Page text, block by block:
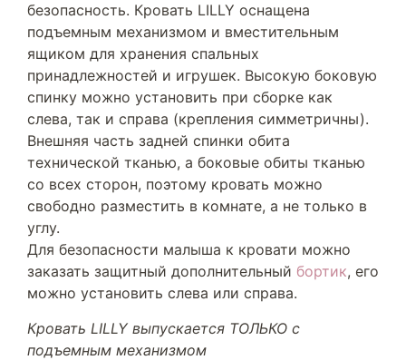
безопасность. Кровать LILLY оснащена
подъемным механизмом и вместительным
ящиком для хранения спальных
принадлежностей и игрушек. Высокую боковую
спинку можно установить при сборке как
слева, так и справа (крепления симметричны).
Внешняя часть задней спинки обита
технической тканью, а боковые обиты тканью
со всех сторон, поэтому кровать можно
свободно разместить в комнате, а не только в
углу.
Для безопасности малыша к кровати можно
заказать защитный дополнительный бортик, его
можно установить слева или справа.
Кровать LILLY выпускается ТОЛЬКО с
подъемным механизмом